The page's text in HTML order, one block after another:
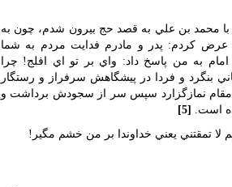
با محمد بن علي به قصد حج بيرون شدم، چون به
عرض كردم: پدر و مادرم فدايت مردم به شما
به من پاسخ داد: واي بر تو اي افلج! چرا
بنگرد و فردا در پيشگاهش سرفراز و رستگار
مقام نمازگزارد سپس سر از سجودش برداشت و
است. [5]
لا تمقتني يعني خداوندا بر من خشم مگير!